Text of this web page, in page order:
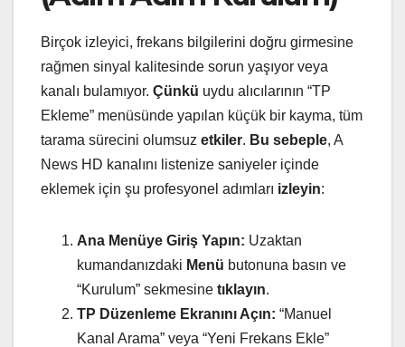
Birçok izleyici, frekans bilgilerini doğru girmesine
rağmen sinyal kalitesinde sorun yaşıyor veya
kanalı bulamıyor. Çünkü uydu alıcılarının “TP
Ekleme” menüsünde yapılan küçük bir kayma, tüm
tarama sürecini olumsuz etkiler. Bu sebeple, A
News HD kanalını listenize saniyeler içinde
eklemek için şu profesyonel adımları izleyin:
Ana Menüye Giriş Yapın: Uzaktan
kumandanızdaki Menü butonuna basın ve
“Kurulum” sekmesine tıklayın.
TP Düzenleme Ekranını Açın: “Manuel
Kanal Arama” veya “Yeni Frekans Ekle”